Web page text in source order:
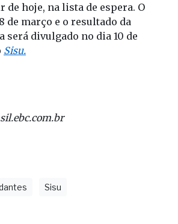
de hoje, na lista de espera. O
de março e o resultado da
será divulgado no dia 10 de
Sisu.
Sisu